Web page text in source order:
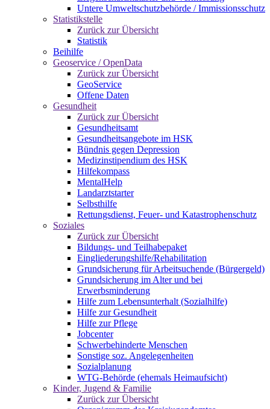
Untere Umweltschutzbehörde / Immissionsschutz
Statistikstelle
Zurück zur Übersicht
Statistik
Beihilfe
Geoservice / OpenData
Zurück zur Übersicht
GeoService
Offene Daten
Gesundheit
Zurück zur Übersicht
Gesundheitsamt
Gesundheitsangebote im HSK
Bündnis gegen Depression
Medizinstipendium des HSK
Hilfekompass
MentalHelp
Landarztstarter
Selbsthilfe
Rettungsdienst, Feuer- und Katastrophenschutz
Soziales
Zurück zur Übersicht
Bildungs- und Teilhabepaket
Eingliederungshilfe/Rehabilitation
Grundsicherung für Arbeitsuchende (Bürgergeld)
Grundsicherung im Alter und bei
Erwerbsminderung
Hilfe zum Lebensunterhalt (Sozialhilfe)
Hilfe zur Gesundheit
Hilfe zur Pflege
Jobcenter
Schwerbehinderte Menschen
Sonstige soz. Angelegenheiten
Sozialplanung
WTG-Behörde (ehemals Heimaufsicht)
Kinder, Jugend & Familie
Zurück zur Übersicht